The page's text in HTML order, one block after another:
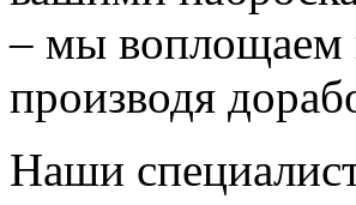
– мы воплощаем
производя
Наши